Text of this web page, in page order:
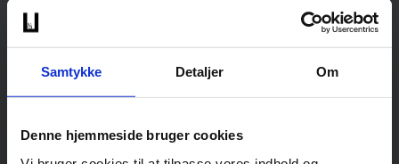
Samtykke Detaljer Om
Denne hjemmeside bruger cookies